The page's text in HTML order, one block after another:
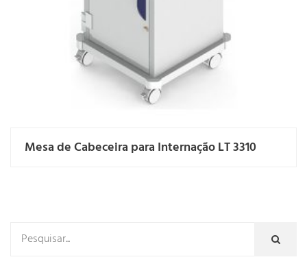
Mesa de Cabeceira para Internação LT 3310